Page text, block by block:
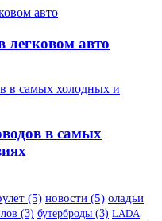
легковом авто
в самых
(5) новости (5) оладьи
(3) бутерброды (3) LADA